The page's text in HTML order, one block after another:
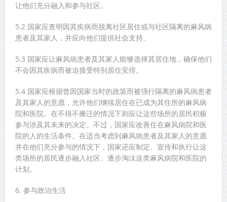
让他们充分融入和参与社区。
5.2 国家应查明因其疾病而脱离社区居住或与社区隔离的麻风病
患者及其家人，并应向他们提供社会支持。
5.3 国家应让麻风病患者及其家人能够选择其居住地，确保他们
不会因其疾病而被迫接受特别居住安排。
5.4 国家应根据曾因国家当时的政策而被强行隔离的麻风病患者
及其家人的意愿，允许他们继续居住在已成为其住所的麻风病
院和医院。在不得不搬迁的情况下则应让这些场所的居民积极
参与涉及其未来的决定。不过，国家应改善住在麻风病院和医
院的人的生活条件。在适当考虑到麻风病患者及其家人的意愿
并在他们充分参与的情况下，国家还应制定、宣传和执行让这
类场所的居民逐步融入社区、逐步淘汰这类麻风病院和医院的
计划。
6. 参与政治生活